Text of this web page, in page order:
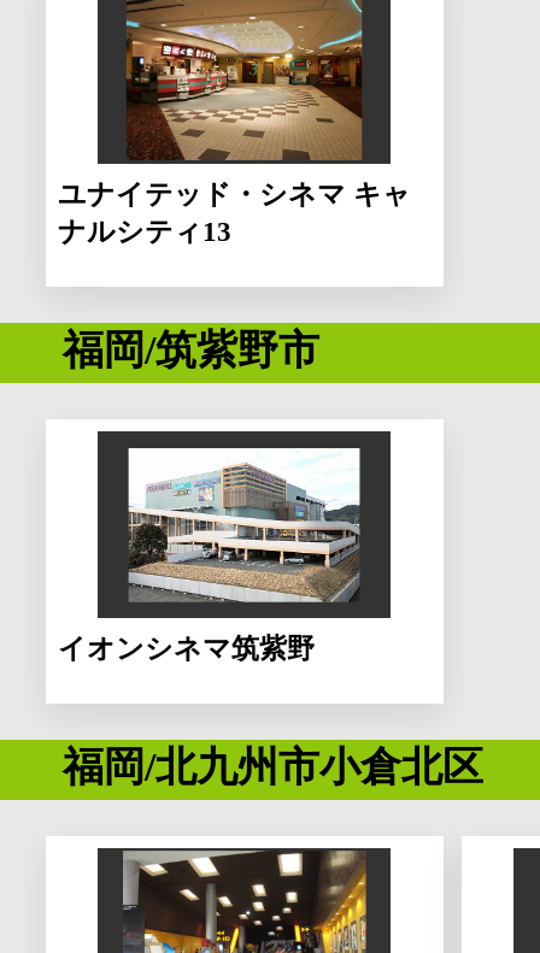
ユナイテッド・シネマ キャ
ナルシティ13
福岡/筑紫野市
イオンシネマ筑紫野
福岡/北九州市小倉北区